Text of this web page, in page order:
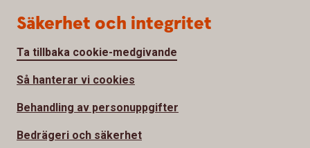
Säkerhet och integritet
Ta tillbaka cookie-medgivande
Så hanterar vi cookies
Behandling av personuppgifter
Bedrägeri och säkerhet